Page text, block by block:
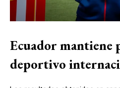
Ecuador mantiene
deportivo